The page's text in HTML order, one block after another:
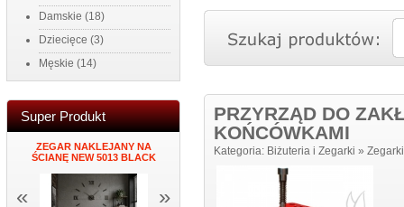
Damskie (18)
Dziecięce (3)
Męskie (14)
Super Produkt
ZEGAR NAKLEJANY NA
ŚCIANĘ NEW 5013 BLACK
PORTFEL DAMSKI ITALY K34
BLUE
MĘSKI
NEW WILD
« »
PRZYRZĄD DO
KOŃCÓWKAMI
Kategoria: Biżuteria i Zegarki » Zegarki